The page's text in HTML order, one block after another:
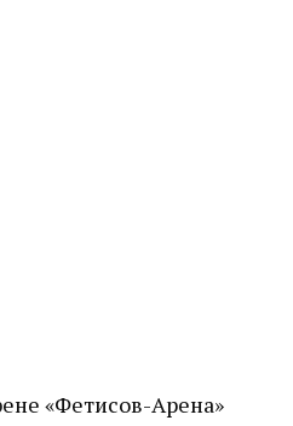
«Фетисов-Арена»